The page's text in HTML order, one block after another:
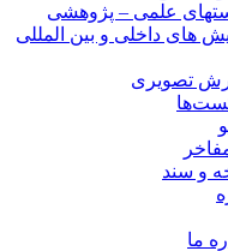
علمی – پژوهشی
های داخلی و بین المللی
تصویری
و سند
ما